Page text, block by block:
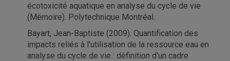
écotoxicité aquatique en analyse du cycle de vie
(Mémoire). Polytechnique Montréal.
Bayart, Jean-Baptiste (2009). Quantification des
impacts reliés à l'utilisation de la ressource eau en
analyse du cycle de vie : définition d'un cadre